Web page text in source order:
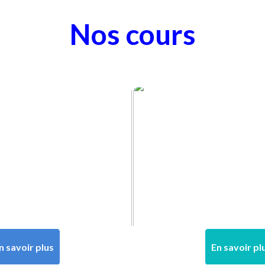
Nos cours
savoir plus En savoir